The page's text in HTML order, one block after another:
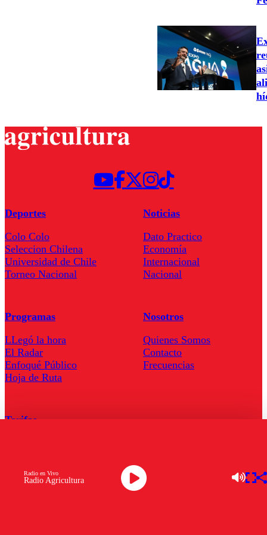
Radio Agricultura
Radio en Vivo
Deportes
Colo Colo
Seleccion Chilena
Universidad de Chile
Torneo Nacional
Noticias
Dato Practico
Economía
Internacional
Nacional
Programas
LLegó la hora
El Radar
Enfoqué Público
Hoja de Ruta
Nosotros
Quienes Somos
Contacto
Frecuencias
Tarifas